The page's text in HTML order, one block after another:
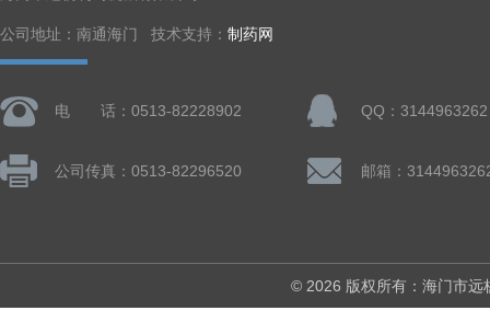
公司地址：南通海门 技术支持： 制药网
电 话：0513-82228902 QQ：3144963262
公司传真：0513-82296520 邮箱：
© 2026 版权所有：海门市